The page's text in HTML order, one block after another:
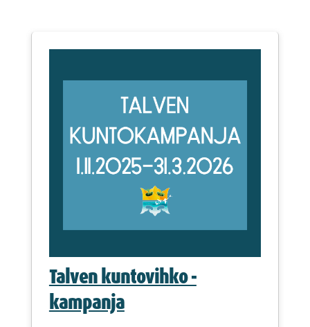
Talven kuntovihko -
kampanja